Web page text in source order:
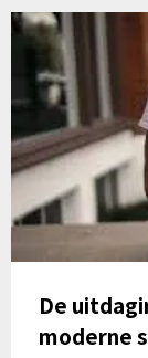
De
moderne